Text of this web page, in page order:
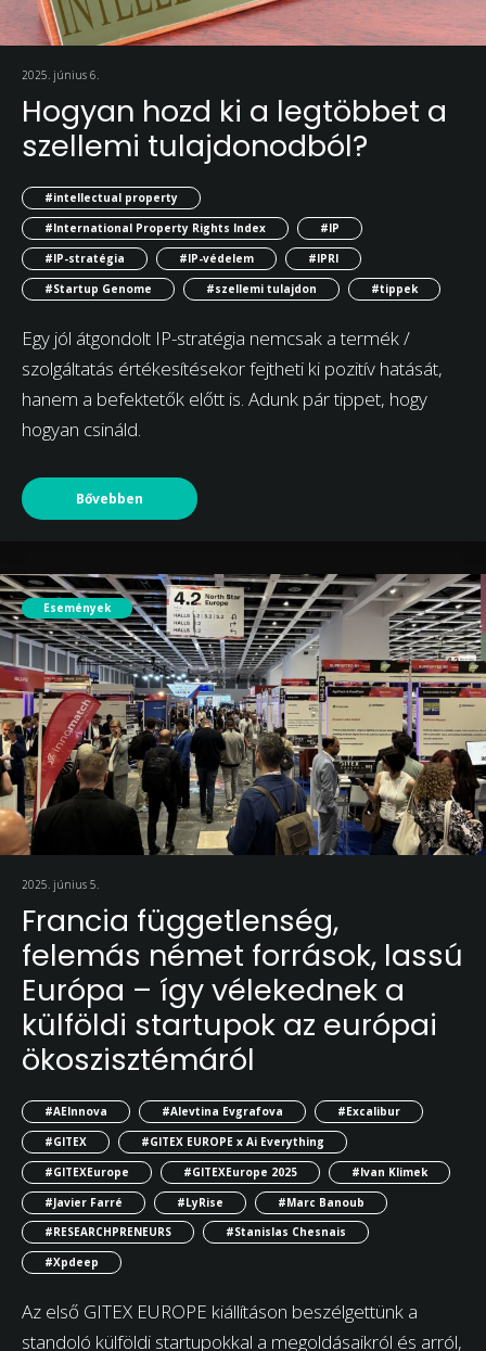
2025. június 6.
Hogyan hozd ki a legtöbbet a
szellemi tulajdonodból?
#intellectual property
#International Property Rights Index
#IP
#IP-stratégia
#IP-védelem
#IPRI
#Startup Genome
#szellemi tulajdon #tippek
Egy jól átgondolt IP-stratégia nemcsak a termék /
szolgáltatás értékesítésekor fejtheti ki pozitív hatását,
hanem a befektetők előtt is. Adunk pár tippet, hogy
hogyan csináld.
Bővebben
Események
2025. június 5.
Francia függetlenség,
felemás német források, lassú
Európa – így vélekednek a
külföldi startupok az európai
ökoszisztémáról
#AEInnova #Alevtina Evgrafova
#Excalibur
#GITEX
#GITEX EUROPE x Ai Everything
#GITEXEurope
#GITEXEurope 2025
#Ivan Klimek
#Javier Farré
#LyRise
#Marc Banoub
#RESEARCHPRENEURS
#Stanislas Chesnais
#Xpdeep
Az első GITEX EUROPE kiállításon beszélgettünk a
standoló külföldi startupokkal a megoldásaikról és arról,